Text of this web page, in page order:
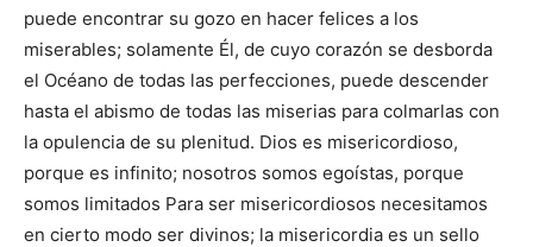
puede encontrar su gozo en hacer felices a los
miserables; solamente Él, de cuyo corazón se desborda
el Océano de todas las perfecciones, puede descender
hasta el abismo de todas las miserias para colmarlas con
la opulencia de su plenitud. Dios es misericordioso,
porque es infinito; nosotros somos egoístas, porque
somos limitados Para ser misericordiosos necesitamos
en cierto modo ser divinos; la misericordia es un sello